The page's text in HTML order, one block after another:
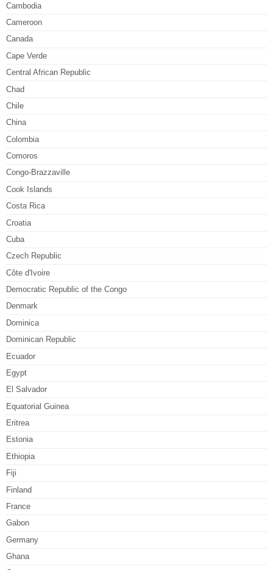
Cambodia
Cameroon
Canada
Cape Verde
Central African Republic
Chad
Chile
China
Colombia
Comoros
Congo-Brazzaville
Cook Islands
Costa Rica
Croatia
Cuba
Czech Republic
Côte d'Ivoire
Democratic Republic of the Congo
Denmark
Dominica
Dominican Republic
Ecuador
Egypt
El Salvador
Equatorial Guinea
Eritrea
Estonia
Ethiopia
Fiji
Finland
France
Gabon
Germany
Ghana